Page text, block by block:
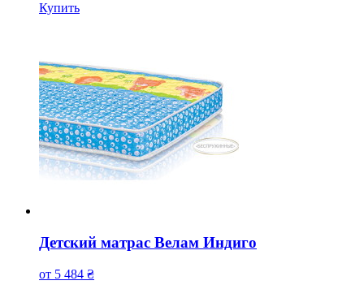
Купить
Детский матрас Велам Индиго
от 5 484 ₴